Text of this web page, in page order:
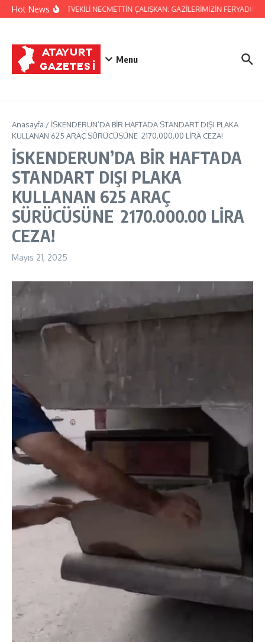
İçeriğe atla
Hot News
HATAY MİLLETVEKİLİ NECMETTİN ÇALIŞKAN: GAZİLERİMİZİN FERYADINA
Menu
Anasayfa / İSKENDERUN’DA BİR HAFTADA STANDART DIŞI PLAKA
KULLANAN 625 ARAÇ SÜRÜCÜSÜNE 2170.000.00 LİRA CEZA!
İSKENDERUN’DA BİR HAFTADA
STANDART DIŞI PLAKA
KULLANAN 625 ARAÇ
SÜRÜCÜSÜNE 2170.000.00 LİRA
CEZA!
Mayıs 21, 2025